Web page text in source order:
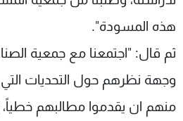
هذه المسودة".
ثم قال: "اجتمعنا مع جمعية
وجهة نظرهم حول التحديات التي
منهم ان يقدموا مطالبهم